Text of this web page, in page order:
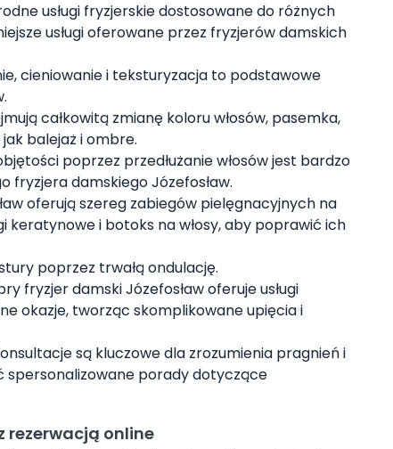
usługi fryzjerskie dostosowane do różnych
usługi oferowane przez fryzjerów damskich
cieniowanie i teksturyzacja to podstawowe
całkowitą zmianę koloru włosów, pasemka,
balejaż i ombre.
poprzez przedłużanie włosów jest bardzo
fryzjera damskiego Józefosław.
oferują szereg zabiegów pielęgnacyjnych na
keratynowe i botoks na włosy, aby poprawić ich
poprzez trwałą ondulację.
fryzjer damski Józefosław oferuje usługi
okazje, tworząc skomplikowane upięcia i
są kluczowe dla zrozumienia pragnień i
porady dotyczące
rezerwacją online